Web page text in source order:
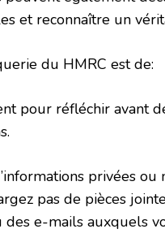
et reconnaître un
du HMRC est de:
pour réfléchir avant
privées
pas de pièces
e-mails auxquels